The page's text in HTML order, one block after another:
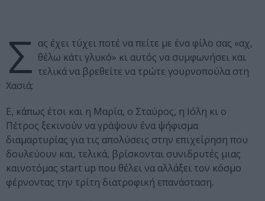
Σ ας έχει τύχει ποτέ να πείτε με ένα φίλο σας «αχ,
θέλω κάτι γλυκό» κι αυτός να συμφωνήσει και
τελικά να βρεθείτε να τρώτε γουρνοπούλα στη
Χασιά;
Ε, κάπως έτσι και η Μαρία, ο Σταύρος, η Ιόλη κι ο
Πέτρος ξεκινούν να γράψουν ένα ψήφισμα
διαμαρτυρίας για τις απολύσεις στην επιχείρηση που
δουλεύουν και, τελικά, βρίσκονται συνιδρυτές μιας
καινοτόμας start up που θέλει να αλλάξει τον κόσμο
φέρνοντας την τρίτη διατροφική επανάσταση.